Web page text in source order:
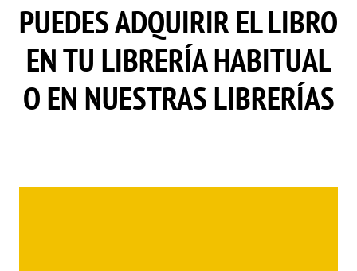
PUEDES ADQUIRIR EL LIBRO
EN TU LIBRERÍA HABITUAL
O EN NUESTRAS LIBRERÍAS